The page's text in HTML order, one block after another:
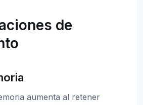
de
aumenta al retener